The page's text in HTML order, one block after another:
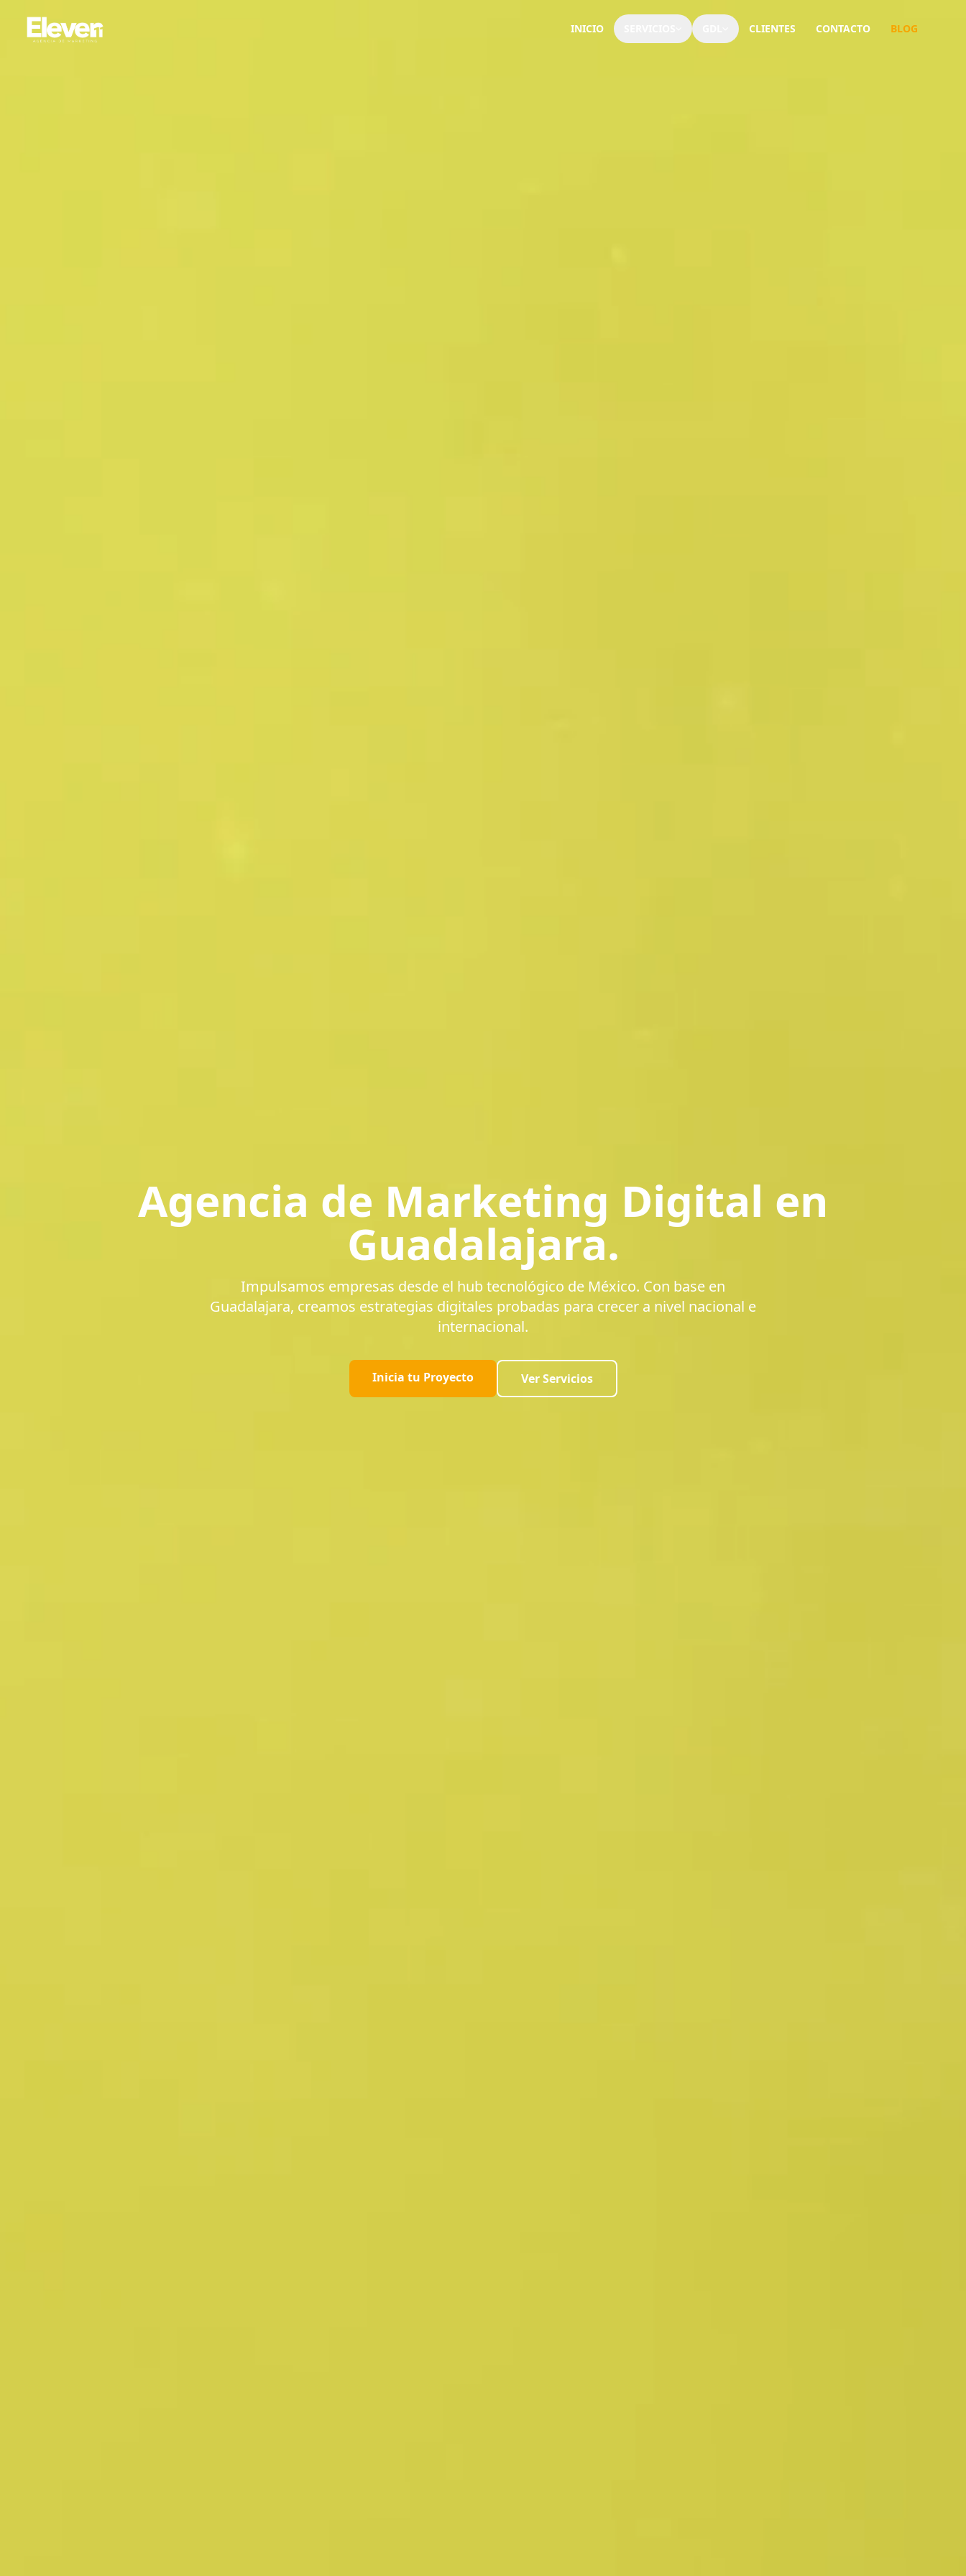
INICIO CLIENTES CONTACTO BLOG
Agencia de Marketing Digital en
Guadalajara.
Impulsamos empresas desde el hub tecnológico de México. Con base en
Guadalajara, creamos estrategias digitales probadas para crecer a nivel nacional e
internacional.
Inicia tu Proyecto Ver Servicios